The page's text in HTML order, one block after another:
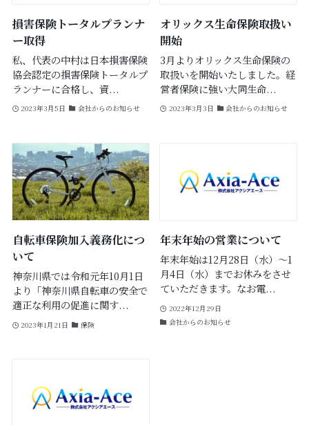
損害保険トータルプランナ
ー取得
私、代表の中村は日本損害保険
協会認定の損害保険トータルプ
ランナーに合格し、資...
2023年3月5日 会社からのお知らせ
オリックス生命保険取扱い
開始
3月よりオリックス生命保険の
取扱いを開始いたしました。経
営者保険に強い大同生命...
2023年3月3日 会社からのお知らせ
自転車保険加入義務化につ
いて
神奈川県では令和元年10月1日
より「神奈川県自転車の安全で
適正な利用の促進に関す...
2023年1月21日 保険
年末年始の営業について
年末年始は12月28日（水）～1
月4日（水）までお休みをさせ
ていただきます。なお電...
2022年12月29日
会社からのお知らせ